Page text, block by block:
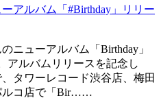
アルバム「#Birthday」リリー
ニューアルバム「Birthday」
アルバムリリースを記念し
タワーレコード渋谷店、梅田
ルコ店で「Bir……